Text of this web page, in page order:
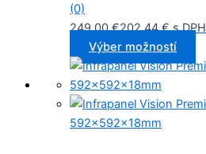
(0)
249,00€202,44€ s DPH
Výber možností